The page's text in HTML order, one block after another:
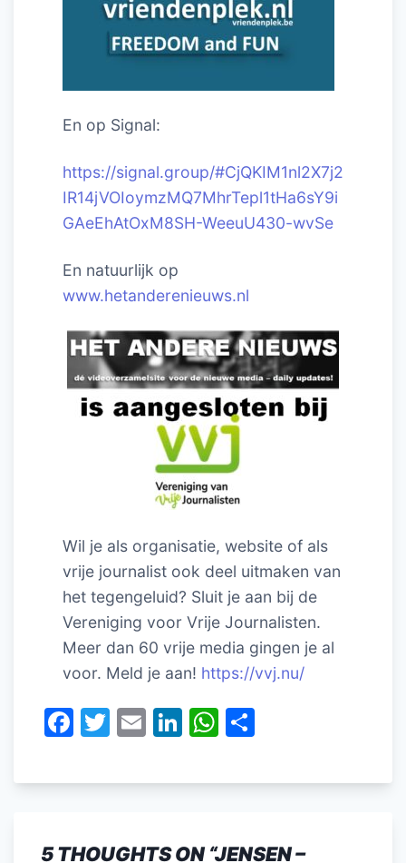
En op Signal:
https://signal.group/#CjQKIM1nl2X7j2
IR14jVOIoymzMQ7MhrTepl1tHa6sY9i
GAeEhAtOxM8SH-WeeuU430-wvSe
En natuurlijk op
www.hetanderenieuws.nl
Wil je als organisatie, website of als
vrije journalist ook deel uitmaken van
het tegengeluid? Sluit je aan bij de
Vereniging voor Vrije Journalisten.
Meer dan 60 vrije media gingen je al
voor. Meld je aan! https://vvj.nu/
F
c
b
T
itt
E
ai
Li
k
dI
W
at
A
e
5 THOUGHTS ON “JENSEN –